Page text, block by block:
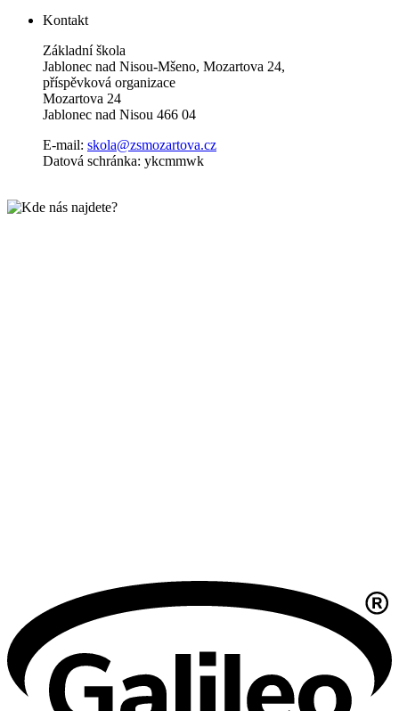
Kontakt
Základní škola
Jablonec nad Nisou-Mšeno, Mozartova 24,
příspěvková organizace
Mozartova 24
Jablonec nad Nisou 466 04
E-mail: skola@zsmozartova.cz
Datová schránka: ykcmmwk